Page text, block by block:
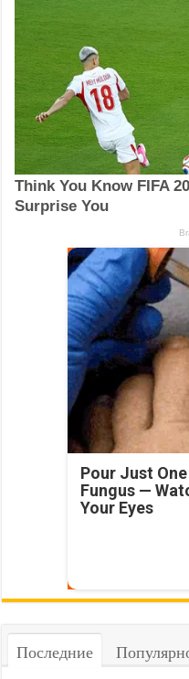
Pour Just
Fungus —
Your Eyes
Последние